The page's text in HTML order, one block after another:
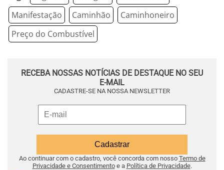
Manifestação
Caminhão
Caminhoneiro
Preço do Combustível
RECEBA NOSSAS NOTÍCIAS DE DESTAQUE NO SEU
E-MAIL
CADASTRE-SE NA NOSSA NEWSLETTER
Ao continuar com o cadastro, você concorda com nosso Termo de
Privacidade e Consentimentoe a Política de Privacidade.